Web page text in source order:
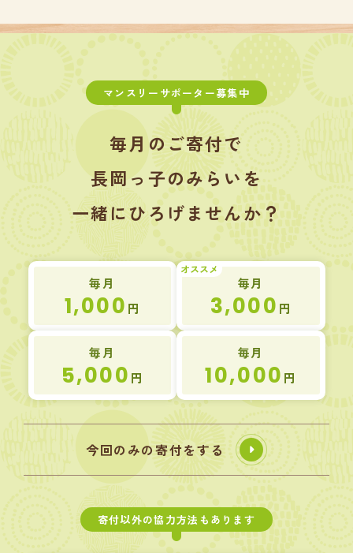
マンスリーサポーター募集中
毎月のご寄付で
長岡っ子のみらいを
一緒にひろげませんか？
毎月
1,000 円
オススメ
毎月
3,000 円
毎月
5,000 円
毎月
10,000 円
今回のみの寄付をする
寄付以外の協力方法もあります